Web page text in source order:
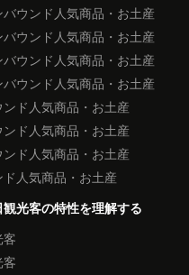
ウンド人気商品・お土産
ウンド人気商品・お土産
ウンド人気商品・お土産
ウンド人気商品・お土産
ド人気商品・お土産
ド人気商品・お土産
ド人気商品・お土産
人気商品・お土産
光客の特性を理解する